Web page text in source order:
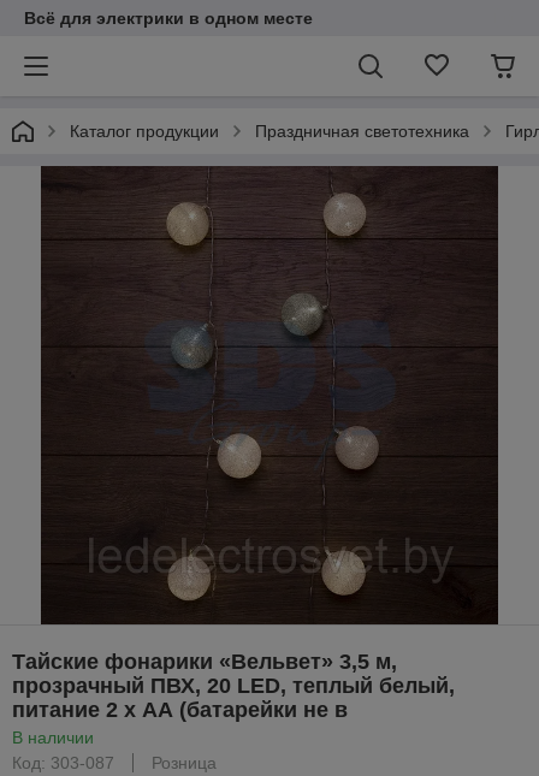
Всё для электрики в одном месте
Каталог продукции Праздничная светотехника
Тайские фонарики «Вельвет» 3,5 м,
прозрачный ПВХ, 20 LED, теплый белый,
питание 2 х АА (батарейки не в
В наличии
Код: 303-087
Розница